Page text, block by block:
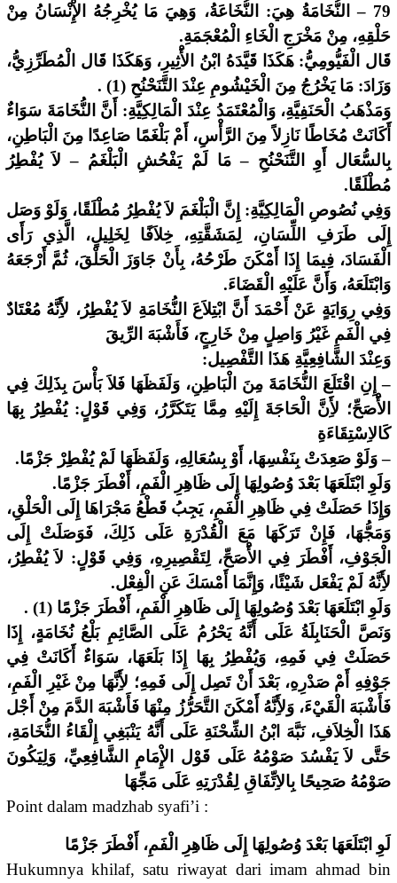
79 – النُّخَامَةُ هِيَ: النُّخَاعَةُ، وَهِيَ مَا يُخْرِجُهُ الإِْنْسَانُ مِنْ
حَلْقِهِ، مِنْ مَخْرَجِ الْخَاءِ الْمُعْجَمَةِ.
قَال الْفَيُّومِيُّ: هَكَذَا قَيَّدَهُ ابْنُ الأَْثِيرِ، وَهَكَذَا قَال الْمُطَرِّزِيُّ،
وَزَادَ: مَا يَخْرُجُ مِنَ الْخَيْشُومِ عِنْدَ التَّنَحْنُحِ (1) .
وَمَذْهَبُ الْحَنَفِيَّةِ، وَالْمُعْتَمَدُ عِنْدَ الْمَالِكِيَّةِ: أَنَّ النُّخَامَةَ سَوَاءٌ
أَكَانَتْ مُخَاطًا نَازِلاً مِنَ الرَّأْسِ، أَمْ بَلْغَمًا صَاعِدًا مِنَ الْبَاطِنِ،
بِالسُّعَال أَوِ التَّنَحْنُحِ – مَا لَمْ يَفْحُشِ الْبَلْغَمُ – لاَ يُفْطِرُ
مُطْلَقًا.
وَفِي نُصُوصِ الْمَالِكِيَّةِ: إِنَّ الْبَلْغَمَ لاَ يُفْطِرُ مُطْلَقًا، وَلَوْ وَصَل
إِلَى طَرَفِ اللِّسَانِ، لِمَشَقَّتِهِ، خِلاَفًا لِخَلِيلٍ، الَّذِي رَأَى
الْفَسَادَ، فِيمَا إِذَا أَمْكَنَ طَرْحُهُ، بِأَنْ جَاوَزَ الْحَلْقَ، ثُمَّ أَرْجَعَهُ
وَابْتَلَعَهُ، وَأَنَّ عَلَيْهِ الْقَضَاءَ.
وَفِي رِوَايَةٍ عَنْ أَحْمَدَ أَنَّ ابْتِلاَعَ النُّخَامَةِ لاَ يُفْطِرُ، لأَِنَّهُ مُعْتَادٌ
فِي الْفَمِ غَيْرُ وَاصِلٍ مِنْ خَارِجٍ، فَأَشْبَهَ الرِّيقَ
وَعِنْدَ الشَّافِعِيَّةِ هَذَا التَّفْصِيل:
– إِنِ اقْتَلَعَ النُّخَامَةَ مِنَ الْبَاطِنِ، وَلَفَظَهَا فَلاَ بَأْسَ بِذَلِكَ فِي
الأَْصَحِّ؛ لأَِنَّ الْحَاجَةَ إِلَيْهِ مِمَّا يَتَكَرَّرُ، وَفِي قَوْلٍ: يُفْطِرُ بِهَا
كَالاِسْتِقَاءَةِ
– وَلَوْ صَعِدَتْ بِنَفْسِهَا، أَوْ بِسُعَالِهِ، وَلَفَظَهَا لَمْ يُفْطِرْ جَزْمًا.
وَلَوِ ابْتَلَعَهَا بَعْدَ وُصُولِهَا إِلَى ظَاهِرِ الْفَمِ، أَفْطَرَ جَزْمًا.
وَإِذَا حَصَلَتْ فِي ظَاهِرِ الْفَمِ، يَجِبُ قَطْعُ مَجْرَاهَا إِلَى الْحَلْقِ،
وَمَجُّهَا، فَإِنْ تَرَكَهَا مَعَ الْقُدْرَةِ عَلَى ذَلِكَ، فَوَصَلَتْ إِلَى
الْجَوْفِ، أَفْطَرَ فِي الأَْصَحِّ، لِتَقْصِيرِهِ، وَفِي قَوْلٍ: لاَ يُفْطِرُ،
لأَِنَّهُ لَمْ يَفْعَل شَيْئًا، وَإِنَّمَا أَمْسَكَ عَنِ الْفِعْل.
وَلَوِ ابْتَلَعَهَا بَعْدَ وُصُولِهَا إِلَى ظَاهِرِ الْفَمِ، أَفْطَرَ جَزْمًا (1) .
وَنَصَّ الْحَنَابِلَةُ عَلَى أَنَّهُ يَحْرُمُ عَلَى الصَّائِمِ بَلْعُ نُخَامَةٍ، إِذَا
حَصَلَتْ فِي فَمِهِ، وَيُفْطِرُ بِهَا إِذَا بَلَعَهَا، سَوَاءٌ أَكَانَتْ فِي
جَوْفِهِ أَمْ صَدْرِهِ، بَعْدَ أَنْ تَصِل إِلَى فَمِهِ؛ لأَِنَّهَا مِنْ غَيْرِ الْفَمِ،
فَأَشْبَهَ الْقَيْءَ، وَلأَِنَّهُ أَمْكَنَ التَّحَرُّزُ مِنْهَا فَأَشْبَهَ الدَّمَ مِنْ أَجْل
هَذَا الْخِلاَفِ، نَبَّهَ ابْنُ الشِّحْنَةِ عَلَى أَنَّهُ يَنْبَغِي إِلْقَاءُ النُّخَامَةِ،
حَتَّى لاَ يَفْسُدَ صَوْمُهُ عَلَى قَوْل الإِْمَامِ الشَّافِعِيِّ، وَلِيَكُونَ
صَوْمُهُ صَحِيحًا بِالاِتِّفَاقِ لِقُدْرَتِهِ عَلَى مَجِّهَا
Point dalam madzhab syafi’i :
لَوِ ابْتَلَعَهَا بَعْدَ وُصُولِهَا إِلَى ظَاهِرِ الْفَمِ، أَفْطَرَ جَزْمًا
Hukumnya khilaf, satu riwayat dari imam ahmad bin